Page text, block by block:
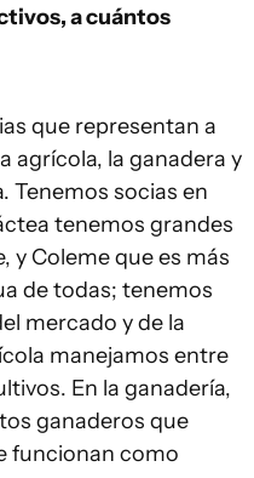
a cuántos
que representan a
agrícola, la ganadera y
Tenemos socias en
tenemos grandes
y Coleme que es más
de todas; tenemos
mercado y de la
manejamos entre
En la ganadería,
ganaderos que
funcionan como